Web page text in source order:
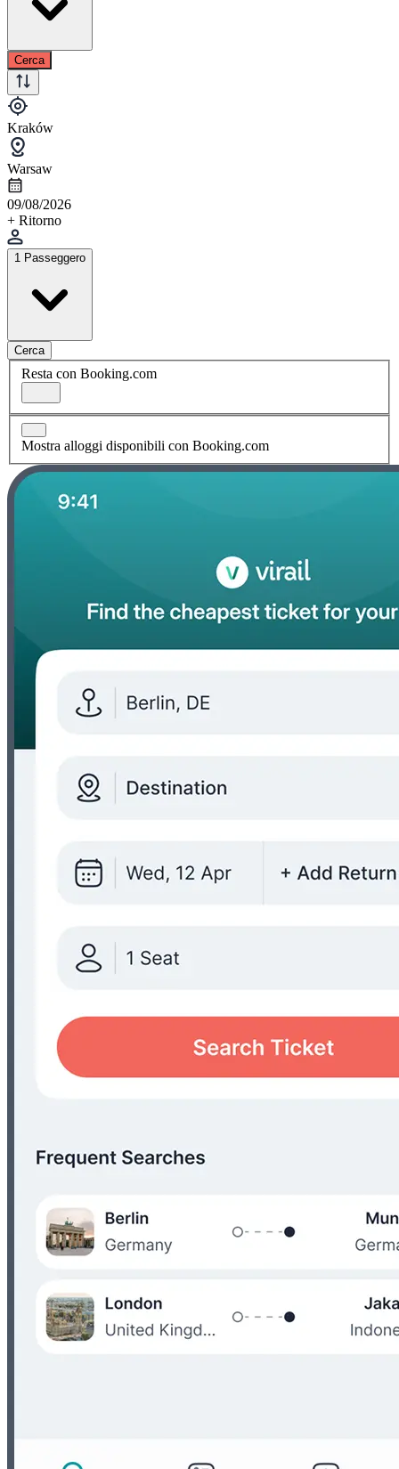
Cerca
Kraków
Warsaw
09/08/2026
+ Ritorno
1 Passeggero
Cerca
Resta con Booking.com
Mostra alloggi disponibili con Booking.com